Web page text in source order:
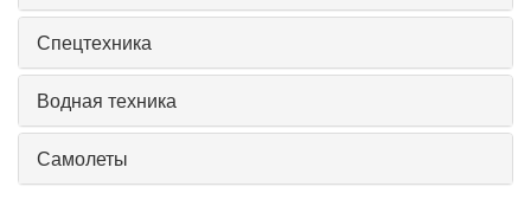
Спецтехника
Водная техника
Самолеты